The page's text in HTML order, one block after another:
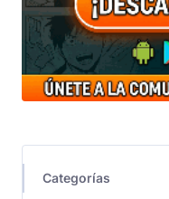
Categorías